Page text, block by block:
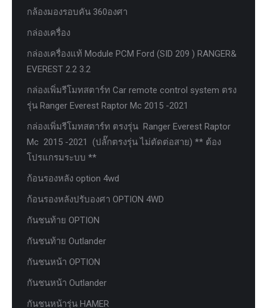
กล้องมองรอบคัน 360องศา
กล่องเครื่อง
กล่องเครื่องแท้ Module PCM Ford (SID 209 ) RANGER&
EVEREST 2.2 3.2
กล่องเพิ่มรีโมทสตาร์ท Car remote control system ตรง
รุ่น Ranger Everest Raptor Mc 2015 -2021
กล่องเพิ่มรีโมทสตาร์ท ตรงรุ่น Ranger Everest Raptor
Mc 2015 -2021 (ปลั๊กตรงรุ่น ไม่ตัดต่อสาย) ** ต้อง
โปรแกรมระบบ **
ก้อนรองหลัง option 4wd
ก้อนรองหลังปรับองศา OPTION 4WD
กันชนท้าย OPTION
กันชนท้าย Outlander
กันชนหน้า OPTION
กันชนหน้า Outlander
กันชนหน้ารุ่น HAMER